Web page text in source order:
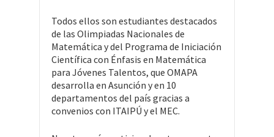
Todos ellos son estudiantes destacados
de las Olimpiadas Nacionales de
Matemática y del Programa de Iniciación
Científica con Énfasis en Matemática
para Jóvenes Talentos, que OMAPA
desarrolla en Asunción y en 10
departamentos del país gracias a
convenios con ITAIPÚ y el MEC.